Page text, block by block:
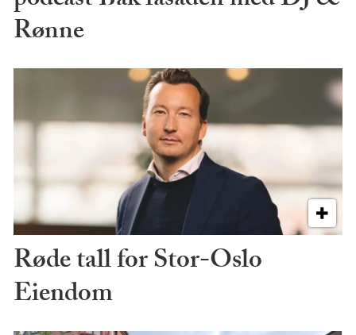
Rønne
Røde tall for Stor-Oslo
Eiendom